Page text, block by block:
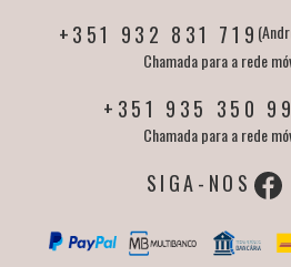
+351 932 831 719
Chamada para a rede
+351 935 350
Chamada para a rede
SIGA-NOS